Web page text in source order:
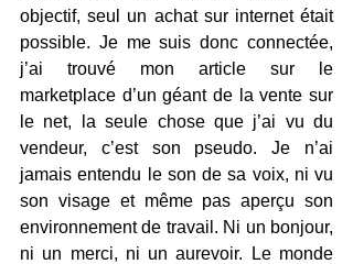
objectif, seul un achat sur internet était
possible. Je me suis donc connectée,
j’ai trouvé mon article sur le
marketplace d’un géant de la vente sur
le net, la seule chose que j’ai vu du
vendeur, c’est son pseudo. Je n’ai
jamais entendu le son de sa voix, ni vu
son visage et même pas aperçu son
environnement de travail. Ni un bonjour,
ni un merci, ni un aurevoir. Le monde